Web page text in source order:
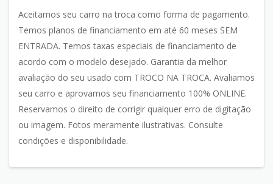
Aceitamos seu carro na troca como forma de pagamento.
Temos planos de financiamento em até 60 meses SEM
ENTRADA. Temos taxas especiais de financiamento de
acordo com o modelo desejado. Garantia da melhor
avaliação do seu usado com TROCO NA TROCA. Avaliamos
seu carro e aprovamos seu financiamento 100% ONLINE.
Reservamos o direito de corrigir qualquer erro de digitação
ou imagem. Fotos meramente ilustrativas. Consulte
condições e disponibilidade.